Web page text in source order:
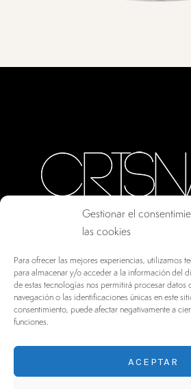
Gestionar el
las cookies
Para ofrecer las mejores experiencias, utilizamos
para almacenar y/o acceder a la información del
de estas tecnologías nos permitirá procesar
navegación o las identificaciones únicas en este
consentimiento, puede afectar negativamente a
funciones.
ACEPTAR
28770,
+34 902 100